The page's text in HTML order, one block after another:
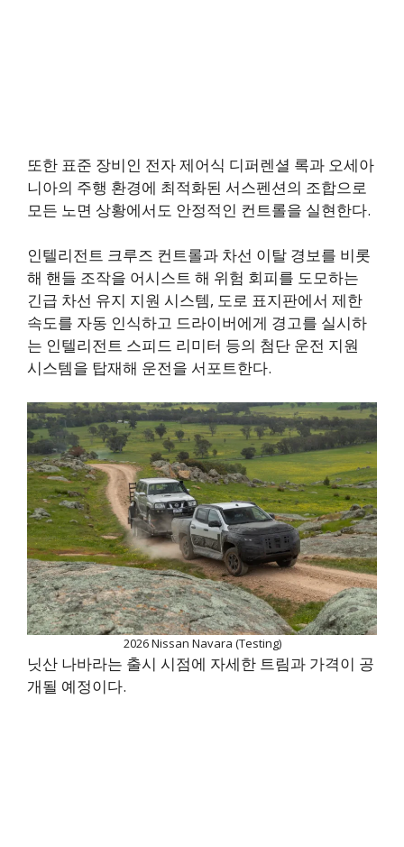
또한 표준 장비인 전자 제어식 디퍼렌셜 록과 오세아
니아의 주행 환경에 최적화된 서스펜션의 조합으로
모든 노면 상황에서도 안정적인 컨트롤을 실현한다.
인텔리전트 크루즈 컨트롤과 차선 이탈 경보를 비롯
해 핸들 조작을 어시스트 해 위험 회피를 도모하는
긴급 차선 유지 지원 시스템, 도로 표지판에서 제한
속도를 자동 인식하고 드라이버에게 경고를 실시하
는 인텔리전트 스피드 리미터 등의 첨단 운전 지원
시스템을 탑재해 운전을 서포트한다.
2026 Nissan Navara (Testing)
닛산 나바라는 출시 시점에 자세한 트림과 가격이 공
개될 예정이다.